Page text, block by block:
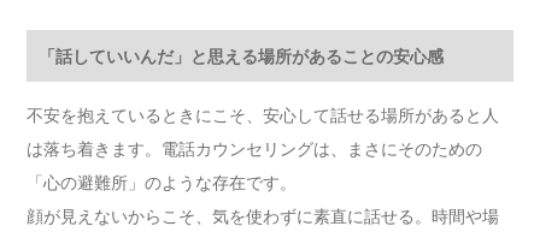
「話していいんだ」と思える場所があることの安心感
不安を抱えているときにこそ、安心して話せる場所があると人
は落ち着きます。電話カウンセリングは、まさにそのための
「心の避難所」のような存在です。
顔が見えないからこそ、気を使わずに素直に話せる。時間や場